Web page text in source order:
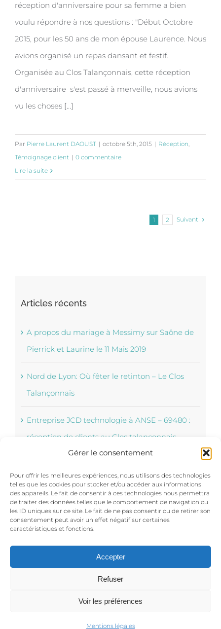
Gérer le consentement
Pour offrir les meilleures expériences, nous utilisons des technologies
telles que les cookies pour stocker et/ou accéder aux informations
des appareils. Le fait de consentir à ces technologies nous permettra
de traiter des données telles que le comportement de navigation ou
les ID uniques sur ce site. Le fait de ne pas consentir ou de retirer son
consentement peut avoir un effet négatif sur certaines
caractéristiques et fonctions.
Accepter
Refuser
Voir les préférences
Mentions légales
Laurence de Neuville sur Saône.
réception d'anniversaire pour sa femme a bien
voulu répondre à nos questions : "Début Octobre
2015, pour les 50 ans de mon épouse Laurence. Nous
avions organisé un repas dansant et festif.
Organisée au Clos Talançonnais, cette réception
d'anniversaire s'est passé à merveille, nous avions
vu les choses [...]
Par Pierre Laurent DAOUST | octobre 5th, 2015 | Réception,
Témoignage client | 0 commentaire
Lire la suite
1 2 Suivant
Articles récents
A propos du mariage à Messimy sur Saône de
Pierrick et Laurine le 11 Mais 2019
Nord de Lyon: Où fêter le retinton – Le Clos
Talançonnais
Entreprise JCD technologie à ANSE – 69480 :
réception de clients au Clos talançonnais.
et Yoann le 28 Mai 2016
Mariage de Delphine et Nicolas au Clos
Talançonnais
© Copyright 2015 PL Events | Le CLOS TALANCONNAIS -- 122
Chemin des Mouchettes - 01600 Reyrieux -